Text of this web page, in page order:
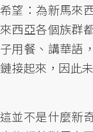
希望：為新馬來
來西亞各個族群
子用餐、講華語
鏈接起來，因此
這並不是什麼新